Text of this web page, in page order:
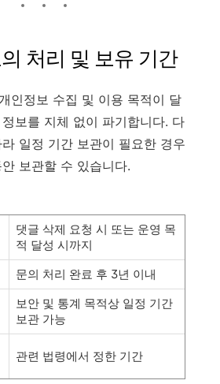
처리 및 보유 기간
인정보 수집 및 이용 목적이 달
보를 지체 없이 파기합니다. 다
일정 기간 보관이 필요한 경우
보관할 수 있습니다.
댓글 삭제 요청 시 또는 운영 목
적 달성 시까지
문의 처리 완료 후 3년 이내
보안 및 통계 목적상 일정 기간
보관 가능
관련 법령에서 정한 기간